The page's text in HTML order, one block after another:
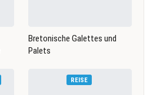
Bretonische Galettes und
Palets
REISE